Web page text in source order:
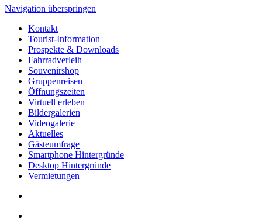
Navigation überspringen
Kontakt
Tourist-Information
Prospekte & Downloads
Fahrradverleih
Souvenirshop
Gruppenreisen
Öffnungszeiten
Virtuell erleben
Bildergalerien
Videogalerie
Aktuelles
Gästeumfrage
Smartphone Hintergründe
Desktop Hintergründe
Vermietungen